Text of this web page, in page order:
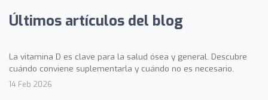
Últimos artículos del blog
La vitamina D es clave para la salud ósea y general. Descubre
cuándo conviene suplementarla y cuándo no es necesario.
14 Feb 2026